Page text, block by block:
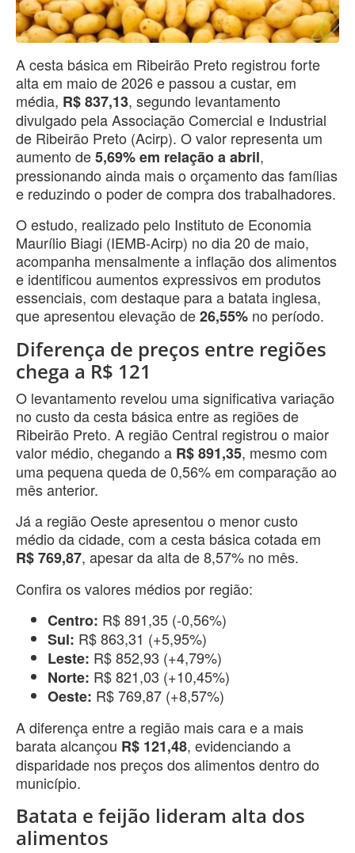
A cesta básica em Ribeirão Preto registrou forte
alta em maio de 2026 e passou a custar, em
média, R$ 837,13, segundo levantamento
divulgado pela Associação Comercial e Industrial
de Ribeirão Preto (Acirp). O valor representa um
aumento de5,69% em relação a abril,
pressionando ainda mais o orçamento das famílias
e reduzindo o poder de compra dos trabalhadores.
O estudo, realizado pelo Instituto de Economia
Maurílio Biagi (IEMB-Acirp) no dia 20 de maio,
acompanha mensalmente a inflação dos alimentos
e identificou aumentos expressivos em produtos
essenciais, com destaque para a batata inglesa,
que apresentou elevação de26,55% no período.
Diferença de preços entre regiões
chega a R$ 121
O levantamento revelou uma significativa variação
no custo da cesta básica entre as regiões de
Ribeirão Preto. A região Central registrou o maior
valor médio, chegando a R$ 891,35, mesmo com
uma pequena queda de 0,56% em comparação ao
mês anterior.
Já a região Oeste apresentou o menor custo
médio da cidade, com a cesta básica cotada em
R$ 769,87, apesar da alta de 8,57% no mês.
Confira os valores médios por região:
Centro: R$ 891,35 (-0,56%)
Sul: R$ 863,31 (+5,95%)
Leste: R$ 852,93 (+4,79%)
Norte: R$ 821,03 (+10,45%)
Oeste: R$ 769,87 (+8,57%)
A diferença entre a região mais cara e a mais
barata alcançou R$ 121,48, evidenciando a
disparidade nos preços dos alimentos dentro do
município.
Batata e feijão lideram alta dos
alimentos